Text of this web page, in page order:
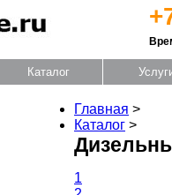
Каталог
Главная >
Каталог >
1